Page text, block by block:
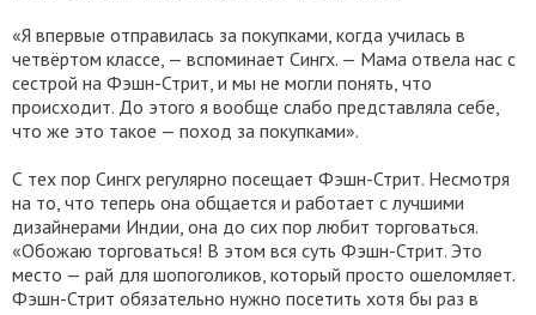
«Я впервые отправилась за покупками, когда училась в
четвёртом классе, — вспоминает Сингх. — Мама отвела нас с
сестрой на Фэшн-Стрит, и мы не могли понять, что
происходит. До этого я вообще слабо представляла себе,
что же это такое — поход за покупками».
С тех пор Сингх регулярно посещает Фэшн-Стрит. Несмотря
на то, что теперь она общается и работает с лучшими
дизайнерами Индии, она до сих пор любит торговаться.
«Обожаю торговаться! В этом вся суть Фэшн-Стрит. Это
место — рай для шопоголиков, который просто ошеломляет.
Фэшн-Стрит обязательно нужно посетить хотя бы раз в